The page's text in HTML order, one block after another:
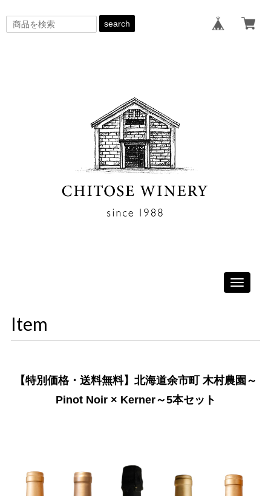
search
Toggle
Item
【特別価格・送料無料】北海道余市町 木村農園～
Pinot Noir × Kerner～5本セット